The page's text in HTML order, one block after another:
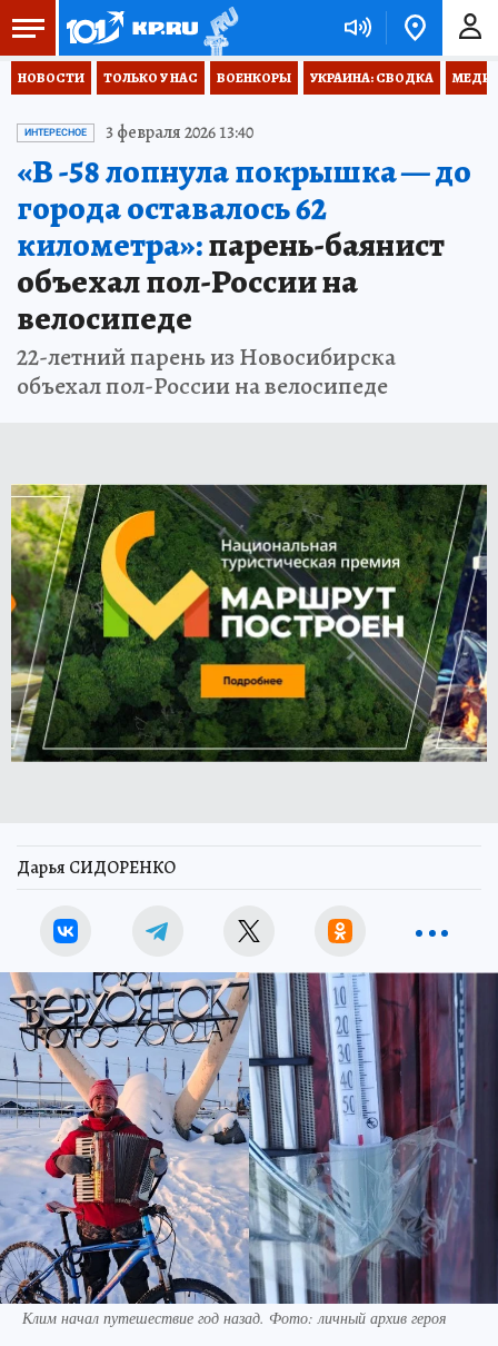
НОВОСТИ ТОЛЬКО У НАС ВОЕНКОРЫ УКРАИНА: СВОДКА
ИНТЕРЕСНОЕ 3 февраля 2026 13:40
«В -58 лопнула покрышка — до
города оставалось 62
километра»:парень-баянист
объехал пол-России на
велосипеде
22-летний парень из Новосибирска
объехал пол-России на велосипеде
Дарья СИДОРЕНКО
Клим начал путешествие год назад. Фото: личный архив героя